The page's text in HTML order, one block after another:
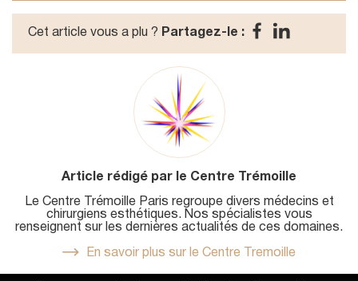
Cet article vous a plu ? Partagez-le :
Article rédigé par le Centre Trémoille
Le Centre Trémoille Paris regroupe divers médecins et
chirurgiens esthétiques. Nos spécialistes vous
renseignent sur les dernières actualités de ces domaines.
En savoir plus sur le Centre Tremoille